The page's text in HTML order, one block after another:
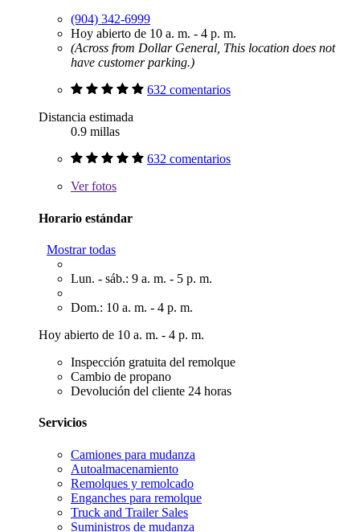
(904) 342-6999
Hoy abierto de 10 a. m. - 4 p. m.
(Across from Dollar General, This location does not
have customer parking.)
632 comentarios
Distancia estimada
0.9 millas
632 comentarios
Verfotos
Horario estándar
Mostrar todas
Lun. - sáb.: 9 a. m. - 5 p. m.
Dom.: 10 a. m. - 4 p. m.
Hoy abierto de 10 a. m. - 4 p. m.
Inspección gratuita del remolque
Cambio de propano
Devolución del cliente 24 horas
Servicios
Camiones para mudanza
Autoalmacenamiento
Remolques y remolcado
Enganches para remolque
Truck and Trailer Sales
Suministros de mudanza